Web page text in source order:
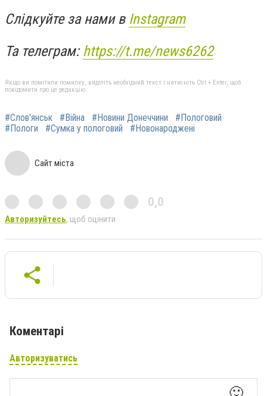
Слідкуйте за нами в Instagram
Та телеграм:https://t.me/news6262
Якщо ви помітили помилку, виділіть необхідний текст і натисніть Ctrl + Enter, щоб
повідомити про це редакцію
#Слов'янськ #Війна #Новини Донеччини
#Пологовий
#Пологи
#Сумка у пологовий #Новонароджені
Сайт міста
0,0
Авторизуйтесь, щоб оцінити
Коментарі
Авторизуватись